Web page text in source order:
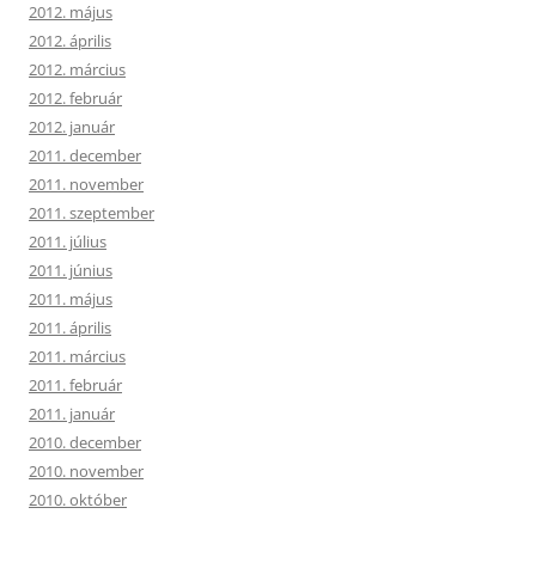
2012. május
2012. április
2012. március
2012. február
2012. január
2011. december
2011. november
2011. szeptember
2011. július
2011. június
2011. május
2011. április
2011. március
2011. február
2011. január
2010. december
2010. november
2010. október